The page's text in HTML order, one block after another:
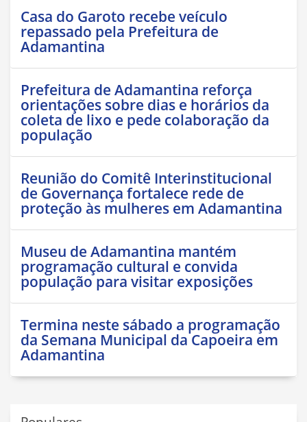
Casa do Garoto recebe veículo
repassado pela Prefeitura de
Adamantina
Prefeitura de Adamantina reforça
orientações sobre dias e horários da
coleta de lixo e pede colaboração da
população
Reunião do Comitê Interinstitucional
de Governança fortalece rede de
proteção às mulheres em Adamantina
Museu de Adamantina mantém
programação cultural e convida
população para visitar exposições
Termina neste sábado a programação
da Semana Municipal da Capoeira em
Adamantina